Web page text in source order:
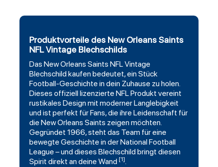
Produktvorteile des New Orleans Saints
NFL Vintage Blechschilds
Das New Orleans Saints NFLVintage
Blechschild kaufen bedeutet, ein Stück
Football-Geschichte in dein Zuhause zu holen.
Dieses offiziell lizenzierte NFL Produkt vereint
rustikales Design mit moderner Langlebigkeit
und ist perfekt für Fans, die ihre Leidenschaft für
die New Orleans Saints zeigen möchten.
Gegründet 1966, steht das Team für eine
bewegte Geschichte in der National Football
League – und dieses Blechschild bringt diesen
Spirit direkt an deine Wand [1].